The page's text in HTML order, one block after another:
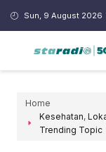
Sun, 9 August 2026
Home
Kesehatan,
Trending Topic